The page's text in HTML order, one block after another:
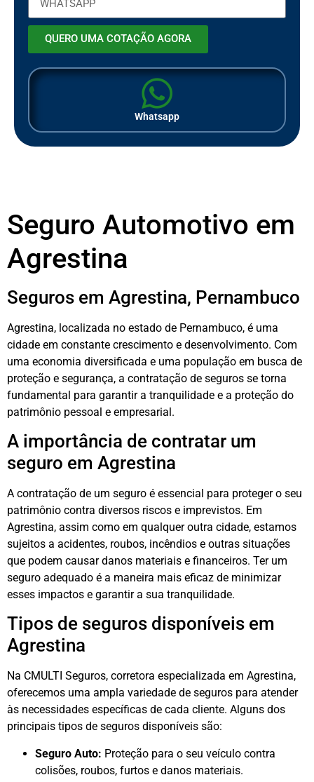
QUERO UMA COTAÇÃO AGORA
Whatsapp
Seguro Automotivo em
Agrestina
Seguros em Agrestina, Pernambuco
Agrestina, localizada no estado de Pernambuco, é uma
cidade em constante crescimento e desenvolvimento. Com
uma economia diversificada e uma população em busca de
proteção e segurança, a contratação de seguros se torna
fundamental para garantir a tranquilidade e a proteção do
patrimônio pessoal e empresarial.
A importância de contratar um
seguro em Agrestina
A contratação de um seguro é essencial para proteger o seu
patrimônio contra diversos riscos e imprevistos. Em
Agrestina, assim como em qualquer outra cidade, estamos
sujeitos a acidentes, roubos, incêndios e outras situações
que podem causar danos materiais e financeiros. Ter um
seguro adequado é a maneira mais eficaz de minimizar
esses impactos e garantir a sua tranquilidade.
Tipos de seguros disponíveis em
Agrestina
Na CMULTI Seguros, corretora especializada em Agrestina,
oferecemos uma ampla variedade de seguros para atender
às necessidades específicas de cada cliente. Alguns dos
principais tipos de seguros disponíveis são:
Seguro Auto: Proteção para o seu veículo contra
colisões, roubos, furtos e danos materiais.